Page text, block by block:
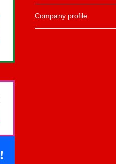
Company profile